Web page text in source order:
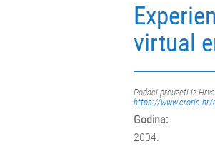
virtual
Podaci preuzeti iz
https://
Godina:
2004.